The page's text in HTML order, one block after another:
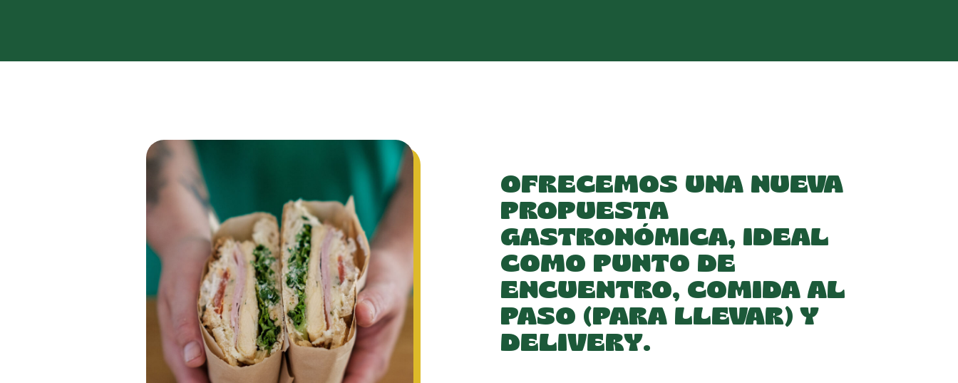
OFRECEMOS UNA NUEVA
PROPUESTA
GASTRONÓMICA, IDEAL
COMO PUNTO DE
ENCUENTRO, COMIDA AL
PASO (PARA LLEVAR) Y
DELIVERY.